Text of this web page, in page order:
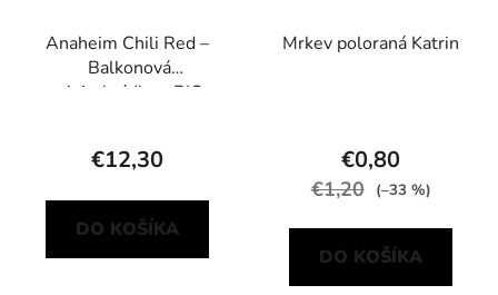
Anaheim Chili Red –
Balkonová
minizahrádka s BIO
€12,30
DO KOŠÍKA
Mrkev poloraná Katrin
€0,80
€1,20 (–33 %)
DO KOŠÍKA